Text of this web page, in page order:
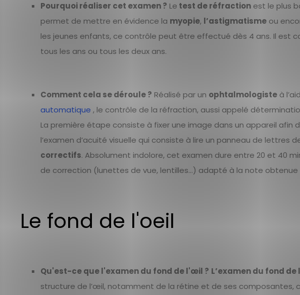
Pourquoi réaliser cet examen ? Le test de réfraction est le plus
permet de mettre en évidence la myopie, l’astigmatisme ou
les jeunes enfants, ce contrôle peut être effectué dès 4 ans. Il est
tous les ans ou tous les deux ans.
Comment cela se déroule ? Réalisé par un ophtalmologiste à
automatique , le contrôle de la réfraction, aussi appelé
La première étape consiste à fixer une image dans un appareil afin
l’examen d’acuité visuelle qui consiste à lire un panneau de lettres
correctifs. Absolument indolore, cet examen dure entre 20 et 40
de correction (lunettes de vue, lentilles…) adapté à la note obtenue
Le fond de l'oeil
Qu'est-ce que l'examen du fond de l'œil ? L’examen du fond de
structure de l’œil, notamment de la rétine et de ses composantes,